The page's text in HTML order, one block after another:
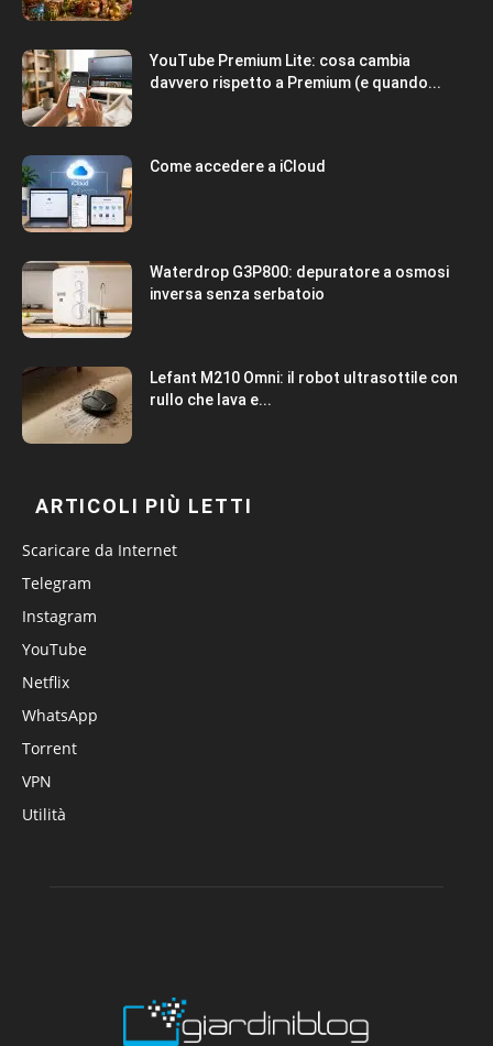
YouTube Premium Lite: cosa cambia
davvero rispetto a Premium (e quando...
Come accedere a iCloud
Waterdrop G3P800: depuratore a osmosi
inversa senza serbatoio
Lefant M210 Omni: il robot ultrasottile con
rullo che lava e...
ARTICOLI PIÙ LETTI
Scaricare da Internet
Telegram
Instagram
YouTube
Netflix
WhatsApp
Torrent
VPN
Utilità